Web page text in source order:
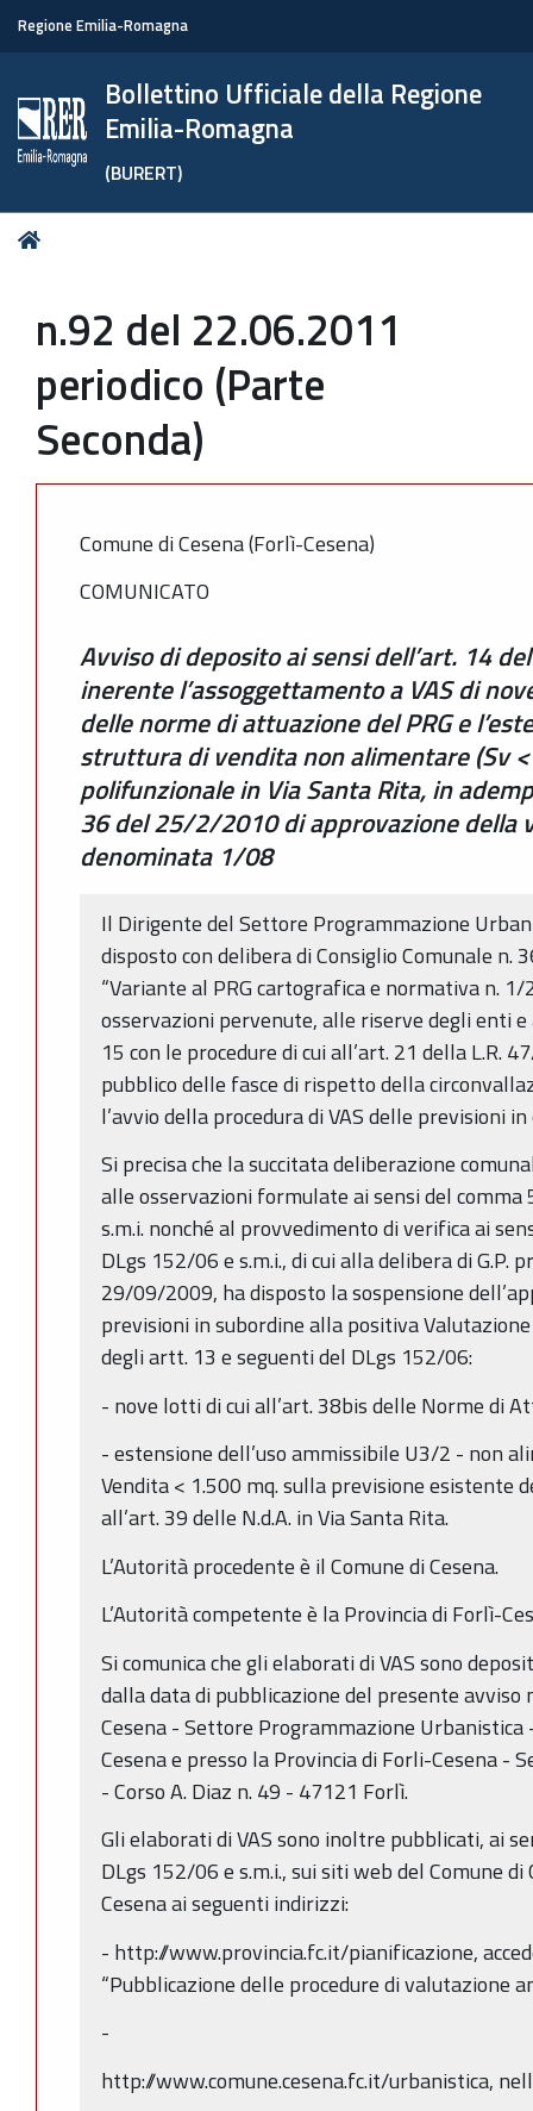
Regione Emilia-Romagna
Bollettino Ufficiale della Regione
Emilia-Romagna
(BURERT)
Tu
n.92 del 22.06.2011
periodico (Parte
Seconda)
Comune di Cesena (Forlì-Cesena)
COMUNICATO
Avviso di deposito ai sensi dell’art. 14
inerente l’assoggettamento a VAS di
delle norme di attuazione del PRG e
struttura di vendita non alimentare (Sv
polifunzionale in Via Santa Rita, in
36 del 25/2/2010 di approvazione della
denominata 1/08
Il Dirigente del Settore Programmazione
disposto con delibera di Consiglio Comunale
“Variante al PRG cartografica e normativa n.
osservazioni pervenute, alle riserve degli enti
15 con le procedure di cui all’art. 21 della L.R.
pubblico delle fasce di rispetto della
l’avvio della procedura di VAS delle previsioni
Si precisa che la succitata deliberazione
alle osservazioni formulate ai sensi del comma
s.m.i. nonché al provvedimento di verifica ai
DLgs 152/06 e s.m.i., di cui alla delibera di G.P.
29/09/2009, ha disposto la sospensione
previsioni in subordine alla positiva
degli artt. 13 e seguenti del DLgs 152/06:
- nove lotti di cui all’art. 38bis delle Norme di
- estensione dell’uso ammissibile U3/2 - non
Vendita < 1.500 mq. sulla previsione esistente
all’art. 39 delle N.d.A. in Via Santa Rita.
L’Autorità procedente è il Comune di Cesena.
L’Autorità competente è la Provincia di Forlì-
Si comunica che gli elaborati di VAS sono
dalla data di pubblicazione del presente avviso
Cesena - Settore Programmazione Urbanistica
Cesena e presso la Provincia di Forli-Cesena -
- Corso A. Diaz n. 49 - 47121 Forlì.
Gli elaborati di VAS sono inoltre pubblicati, ai
DLgs 152/06 e s.m.i., sui siti web del Comune
Cesena ai seguenti indirizzi:
- http://www.provincia.fc.it/pianificazione,
“Pubblicazione delle procedure di valutazione
-
http://www.comune.cesena.fc.it/urbanistica,